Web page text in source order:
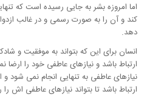
اما امروزه بشر به جایی رسیده است که
کند و آن را به صورت رسمی و در غالب
دهد.
انسان برای این که بتواند به موفقیت و
ارتباط باشد و نیازهای عاطفی خود را ارضا
نیازهای عاطفی به تنهایی انجام نمی شود و
ارتباط باشد تا بتواند نیازهای عاطفی اش را